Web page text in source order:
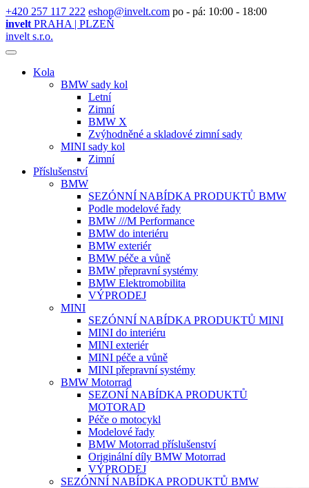
+420 257 117 222 eshop@invelt.com po - pá: 10:00 - 18:00
invelt PRAHA | PLZEŇ
invelt s.r.o.
Kola
BMW sady kol
Letní
Zimní
BMW X
Zvýhodněné a skladové zimní sady
MINI sady kol
Zimní
Příslušenství
BMW
SEZÓNNÍ NABÍDKA PRODUKTŮ BMW
Podle modelové řady
BMW ///M Performance
BMW do interiéru
BMW exteriér
BMW péče a vůně
BMW přepravní systémy
BMW Elektromobilita
VÝPRODEJ
MINI
SEZÓNNÍ NABÍDKA PRODUKTŮ MINI
MINI do interiéru
MINI exteriér
MINI péče a vůně
MINI přepravní systémy
BMW Motorrad
SEZONÍ NABÍDKA PRODUKTŮ
MOTORAD
Péče o motocykl
Modelové řady
BMW Motorrad příslušenství
Originální díly BMW Motorrad
VÝPRODEJ
SEZÓNNÍ NABÍDKA PRODUKTŮ BMW